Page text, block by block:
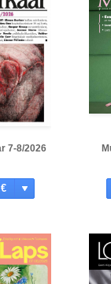
7-8/2026